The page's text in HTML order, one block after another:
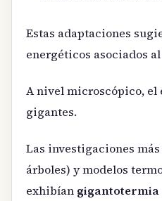
Estas adaptaciones
energéticos asociados
A nivel microscópico, el
gigantes.
Las investigaciones
árboles) y modelos
exhibían gigantotermia